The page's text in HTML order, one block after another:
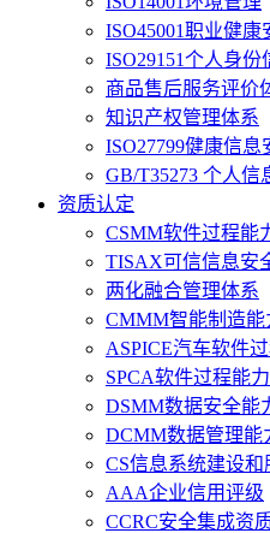
ISO45001职业健康
ISO29151个人身份
商品售后服务评价
知识产权管理体系
ISO27799健康信息
GB/T35273 个人信
资质认定
CSMM软件过程能
TISAX可信信息安
两化融合管理体系
CMMM智能制造能
ASPICE汽车软件
SPCA软件过程能
DSMM数据安全能
DCMM数据管理能
CS信息系统建设
AAA企业信用评级
CCRC安全集成资